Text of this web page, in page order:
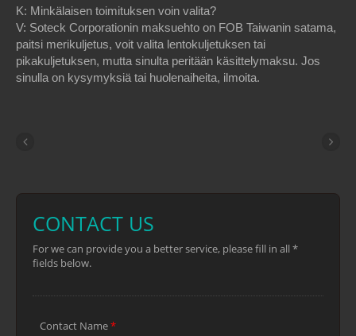
K: Minkälaisen toimituksen voin valita?
V: Soteck Corporationin maksuehto on FOB Taiwanin satama,
paitsi merikuljetus, voit valita lentokuljetuksen tai
pikakuljetuksen, mutta sinulta peritään käsittelymaksu. Jos
sinulla on kysymyksiä tai huolenaiheita, ilmoita.